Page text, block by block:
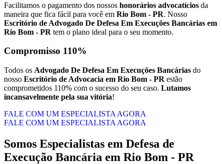
Facilitamos o pagamento dos nossos honorários advocatícios da
maneira que fica fácil para você em Rio Bom - PR. Nosso
Escritório de Advogado De Defesa Em Execuções Bancárias em
Rio Bom - PR tem o plano ideal para o seu momento.
Compromisso 110%
Todos os Advogado De Defesa Em Execuções Bancárias do
nosso Escritório de Advocacia em Rio Bom - PR estão
comprometidos 110% com o sucesso do seu caso. Lutamos
incansavelmente pela sua vitória!
FALE COM UM ESPECIALISTA AGORA
FALE COM UM ESPECIALISTA AGORA
Somos Especialistas em Defesa de
Execução Bancária em Rio Bom - PR